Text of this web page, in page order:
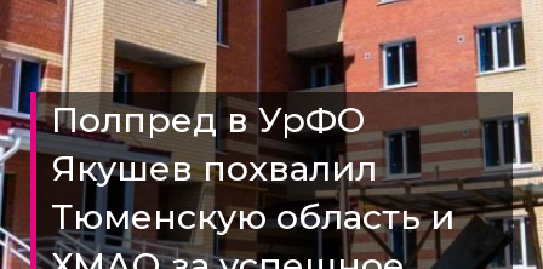
Полпред в УрФО
Якушев похвалил
Тюменскую область и